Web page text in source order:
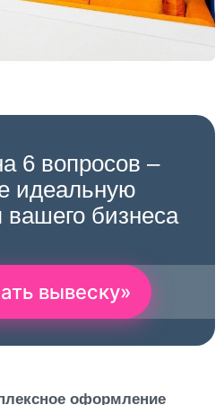
6 вопросов –
идеальную
вашего бизнеса
вывеску»
оформление